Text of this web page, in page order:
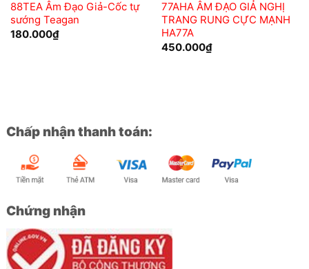
88TEA Âm Đạo Giả-Cốc tự
sướng Teagan
180.000₫
77AHA ÂM ĐẠO GIẢ NGHỊ
TRANG RUNG CỰC MẠNH
HA77A
450.000₫
Chấp nhận thanh toán:
Chứng nhận